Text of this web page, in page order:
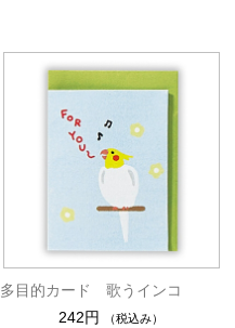
多目的カード 歌うインコ
242円
（税込み）